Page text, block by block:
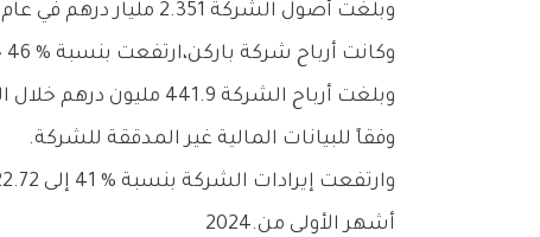
وبلغت‭ ‬أصول‭ ‬الشركة‭ ‬2.351‭ ‬مليار‭ ‬درهم‭ ‬في‭ ‬عام‭ ‬2025،‭ ‬بنمو‭ ‬6‭.‬38‭ %‬،‭ ‬مقارنة‭ ‬بـ2.210‭ ‬مليار‭ ‬درهم‭ ‬بنهاية‭ ‬عام‭ ‬2024‭.‬
وكانت‭ ‬أرباح‭ ‬شركة‭ ‬باركن،ارتفعت‭ ‬بنسبة‭ ‬46‭ % ‬خلال‭ ‬التسعة‭ ‬أشهر‭ ‬الأولي‭ ‬من‭ ‬2025،‭ ‬على‭ ‬أساس‭ ‬سنوي‭.‬
‬وفقاً‭ ‬للبيانات‭ ‬المالية‭ ‬غير‭ ‬المدققة‭ ‬للشركة‭.‬
‬أشهر‭ ‬الأولى‭ ‬من‭ ‬2024‭.‬